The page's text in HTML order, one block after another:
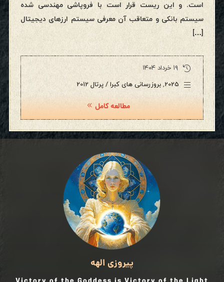
است. و این ریست قرار است با فروپاشی مهندسی شده
سیستم بانکی و متعاقب آن معرفی سیستم ارزهای دیجیتال
[…]
۱۹ خرداد ۱۴۰۴
2025
, بروزرسانی های کبرا / پرتال 2012
مطالعه کامل
پیروزی الهه